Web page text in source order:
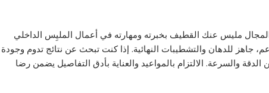
مليس عنك القطيف بخبرته ومهارته في أعمال المليِس الداخلي
للدهان والتشطيبات النهائية. إذا كنت تبحث عن نتائج تدوم وجودة
والسرعة. الالتزام بالمواعيد والعناية بأدق التفاصيل يضمن رضا